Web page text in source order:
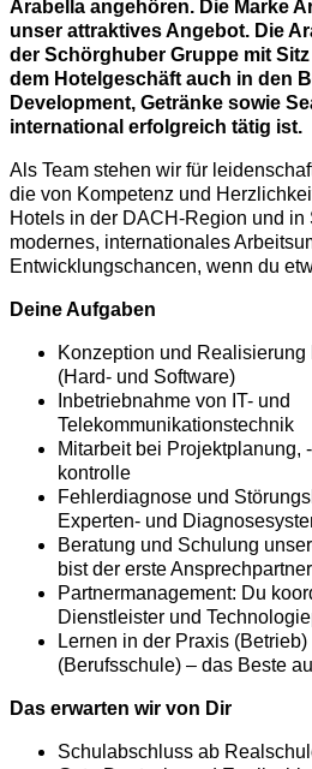
Arabella angehören. Die Marke
unser attraktives Angebot. Die
der Schörghuber Gruppe mit
dem Hotelgeschäft auch in den
Development, Getränke sowie
international erfolgreich tätig ist.
Als Team stehen wir für
die von Kompetenz und
Hotels in der DACH-Region und
modernes, internationales
Entwicklungschancen, wenn du
Deine Aufgaben
Konzeption und Realisierung
(Hard- und Software)
Inbetriebnahme von IT- und
Telekommunikationstechnik
Mitarbeit bei Projektplanung,
kontrolle
Fehlerdiagnose und
Experten- und
Beratung und Schulung
bist der erste
Partnermanagement: Du
Dienstleister und
Lernen in der Praxis
(Berufsschule) – das Beste
Das erwarten wir von Dir
Schulabschluss ab